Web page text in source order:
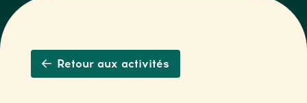
Retour aux activités